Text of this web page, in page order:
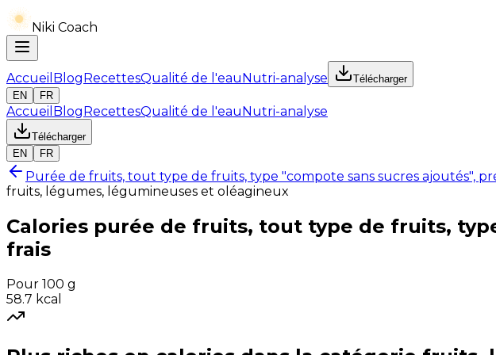
Niki Coach
Accueil BlogRecettesQualité de l'eauNutri-analyse
Télécharger
EN
FR
Accueil BlogRecettesQualité de l'eauNutri-analyse
Télécharger
EN
FR
Purée de fruits, tout type de fruits, type "compote sans sucres ajoutés",
fruits, légumes, légumineuses et oléagineux
Calories purée de fruits, tout type de fruits,
frais
Pour 100 g
58.7 kcal